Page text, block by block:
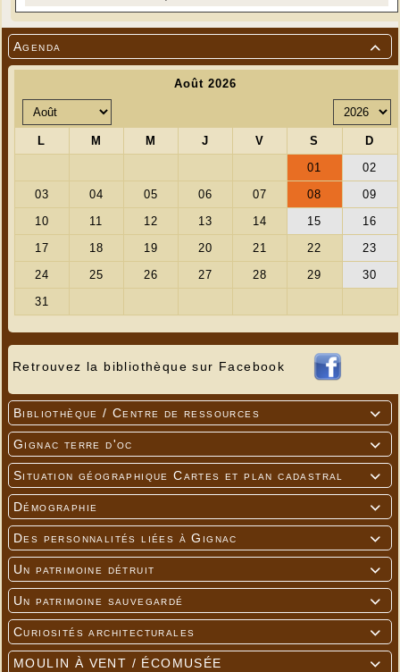

Agenda
Retrouvez la bibliothèque sur Facebook

Bibliothèque / Centre de ressources

Gignac terre d'oc

Situation géographique Cartes et plan cadastral

Démographie

Des personnalités liées à Gignac

Un patrimoine détruit

Un patrimoine sauvegardé

Curiosités architecturales

MOULIN À VENT / ÉCOMUSÉE